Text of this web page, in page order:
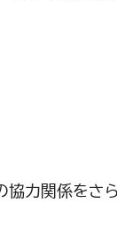
協力関係をさ